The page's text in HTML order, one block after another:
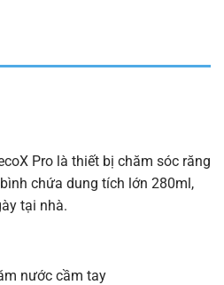
Pro là thiết bị chăm sóc răng
chứa dung tích lớn 280ml,
tại nhà.
nước cầm tay